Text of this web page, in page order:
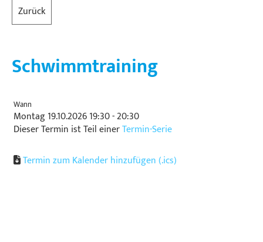
Zurück
Schwimmtraining
Wann
Montag 19.10.2026 19:30 - 20:30
Dieser Termin ist Teil einerTermin-Serie
Termin zum Kalender hinzufügen (.ics)